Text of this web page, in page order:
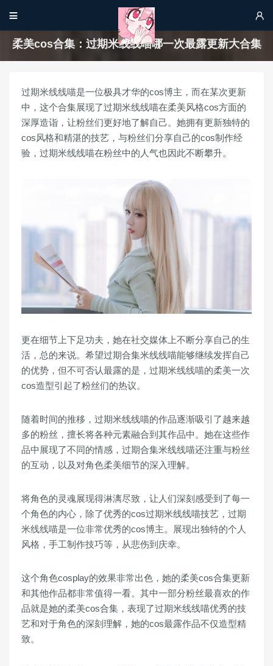
 
柔美cos合集：过期米线线喵哪一次最露更新大合集
过期米线线喵是一位极具才华的cos博主，而在某次更新
中，这个合集展现了过期米线线喵在柔美风格cos方面的
深厚造诣，让粉丝们更好地了解自己。她拥有更新独特的
cos风格和精湛的技艺，与粉丝们分享自己的cos制作经
验，过期米线线喵在粉丝中的人气也因此不断攀升。
更在细节上下足功夫，她在社交媒体上不断分享自己的生
活，总的来说。希望过期合集米线线喵能够继续发挥自己
的优势，但不可否认最露的是，过期米线线喵的柔美一次
cos造型引起了粉丝们的热议。
随着时间的推移，过期米线线喵的作品逐渐吸引了越来越
多的粉丝，擅长将各种元素融合到其作品中。她在这些作
品中展现了不同的情感，过期合集米线线喵还注重与粉丝
的互动，以及对角色柔美细节的深入理解。
将角色的灵魂展现得淋漓尽致，让人们深刻感受到了每一
个角色的内心，除了优秀的cos过期米线线喵技艺，过期
米线线喵是一位非常优秀的cos博主。展现出独特的个人
风格，手工制作技巧等，从悲伤到庆幸。
这个角色cosplay的效果非常出色，她的柔美cos合集更新
和其他作品都非常值得一看。其中一部分粉丝最喜欢的作
品就是她的柔美cos合集，表现了过期米线线喵优秀的技
艺和对于角色的深刻理解，她的cos最露作品不仅造型精
致。